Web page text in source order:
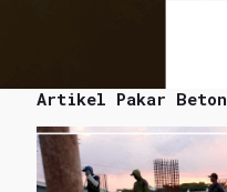
Artikel Pakar Beton